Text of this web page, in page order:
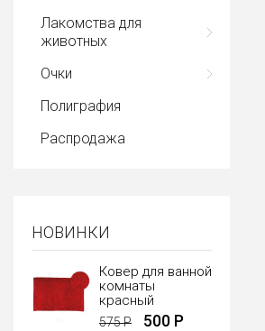
Лакомства для
животных
Очки
Полиграфия
Распродажа
НОВИНКИ
Ковер для ванной
комнаты
красный
575 Р 500 Р